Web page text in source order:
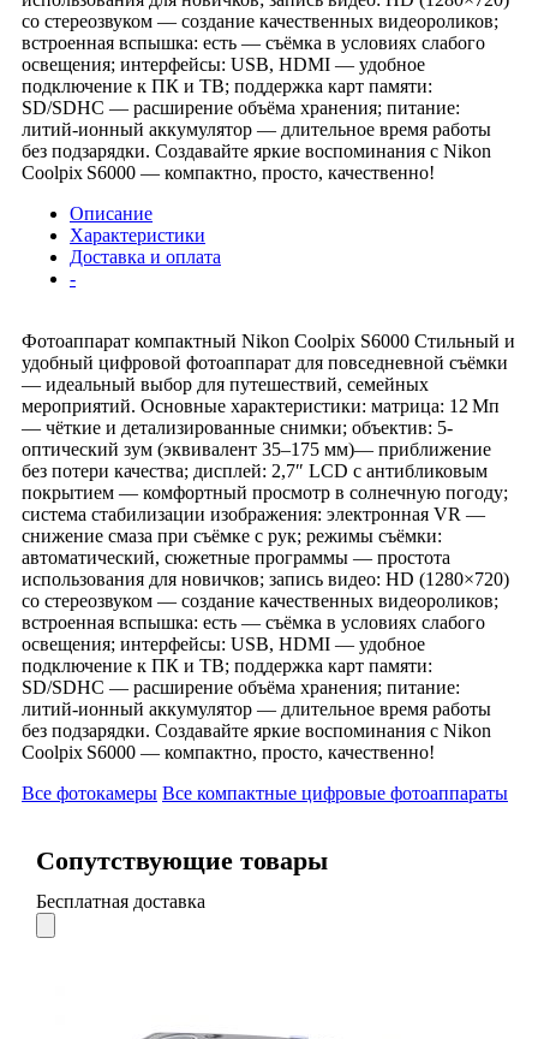
со стереозвуком — создание качественных видеороликов;
встроенная вспышка: есть — съёмка в условиях слабого
освещения; интерфейсы: USB, HDMI — удобное
подключение к ПК и ТВ; поддержка карт памяти:
SD/SDHC — расширение объёма хранения; питание:
литий‑ионный аккумулятор — длительное время работы
без подзарядки. Создавайте яркие воспоминания с Nikon
Coolpix S6000 — компактно, просто, качественно!
Описание
Характеристики
Доставка и оплата
-
Фотоаппарат компактный Nikon Coolpix S6000 Стильный и
удобный цифровой фотоаппарат для повседневной съёмки
— идеальный выбор для путешествий, семейных
мероприятий. Основные характеристики: матрица: 12 Мп
— чёткие и детализированные снимки; объектив: 5-
оптический зум (эквивалент 35–175 мм)— приближение
без потери качества; дисплей: 2,7″ LCD с антибликовым
покрытием — комфортный просмотр в солнечную погоду;
система стабилизации изображения: электронная VR —
снижение смаза при съёмке с рук; режимы съёмки:
автоматический, сюжетные программы — простота
использования для новичков; запись видео: HD (1280×720)
со стереозвуком — создание качественных видеороликов;
встроенная вспышка: есть — съёмка в условиях слабого
освещения; интерфейсы: USB, HDMI — удобное
подключение к ПК и ТВ; поддержка карт памяти:
SD/SDHC — расширение объёма хранения; питание:
литий‑ионный аккумулятор — длительное время работы
без подзарядки. Создавайте яркие воспоминания с Nikon
Coolpix S6000 — компактно, просто, качественно!
Все фотокамеры Все компактные цифровые фотоаппараты
Сопутствующие товары
Бесплатная доставка